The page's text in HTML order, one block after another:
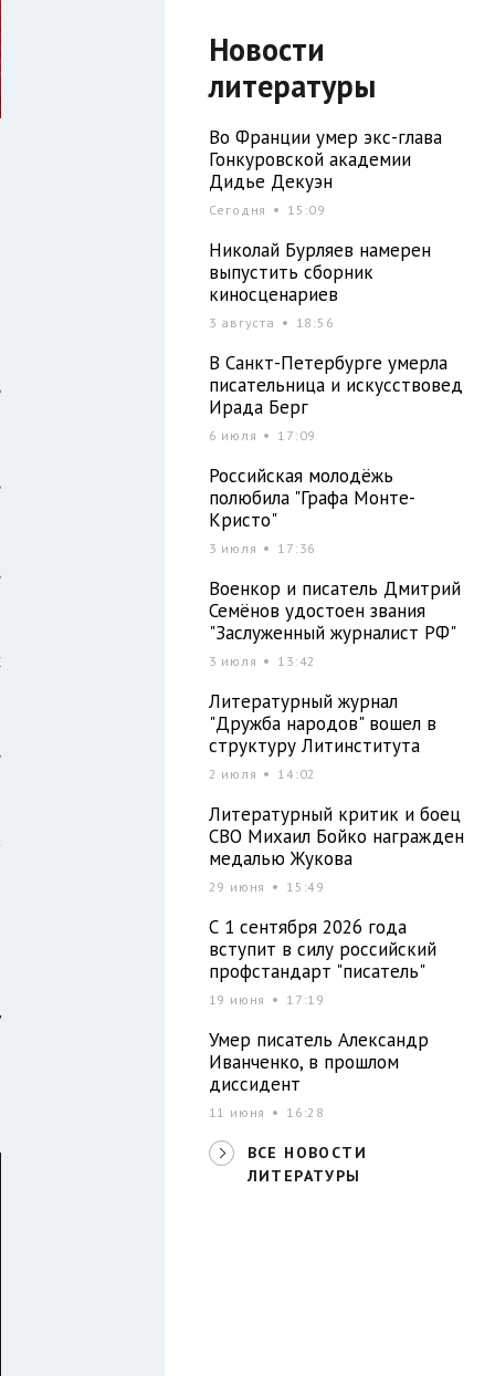
Новости
литературы
Во Франции умер экс-глава
Гонкуровской академии
Дидье Декуэн
Сегодня 15:09
Николай Бурляев намерен
выпустить сборник
киносценариев
3 августа 18:56
В Санкт-Петербурге умерла
писательница и искусствовед
Ирада Берг
6 июля 17:09
Российская молодёжь
полюбила "Графа Монте-
Кристо"
3 июля 17:36
Военкор и писатель Дмитрий
Семёнов удостоен звания
"Заслуженный журналист РФ"
3 июля 13:42
Литературный журнал
"Дружба народов" вошел в
структуру Литинститута
2 июля 14:02
Литературный критик и боец
СВО Михаил Бойко награжден
медалью Жукова
29 июня 15:49
С 1 сентября 2026 года
вступит в силу российский
профстандарт "писатель"
19 июня 17:19
Умер писатель Александр
Иванченко, в прошлом
диссидент
11 июня 16:28
ВСЕ НОВОСТИ
ЛИТЕРАТУРЫ